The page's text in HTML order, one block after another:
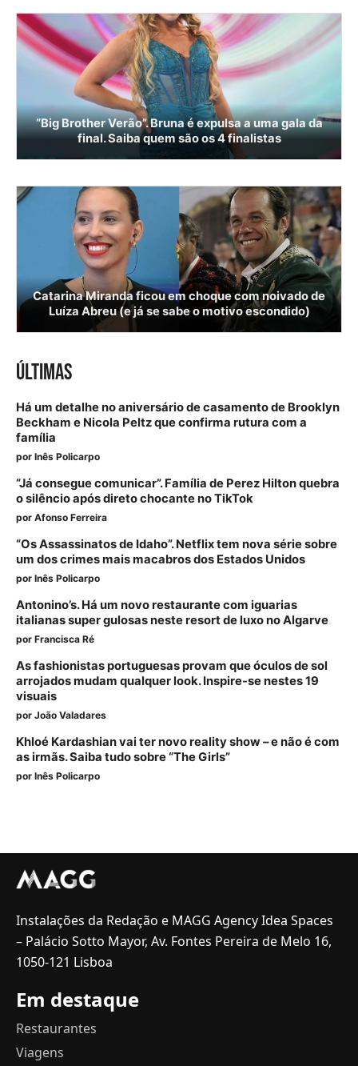
“Big Brother Verão”. Bruna é expulsa a uma gala da
final. Saiba quem são os 4 finalistas
Catarina Miranda ficou em choque com noivado de
Luíza Abreu (e já se sabe o motivo escondido)
ÚLTIMAS
Há um detalhe no aniversário de casamento de Brooklyn
Beckham e Nicola Peltz que confirma rutura com a
família
por Inês Policarpo
“Já consegue comunicar”. Família de Perez Hilton quebra
o silêncio após direto chocante no TikTok
por Afonso Ferreira
“Os Assassinatos de Idaho”. Netflix tem nova série sobre
um dos crimes mais macabros dos Estados Unidos
por Inês Policarpo
Antonino’s. Há um novo restaurante com iguarias
italianas super gulosas neste resort de luxo no Algarve
por Francisca Ré
As fashionistas portuguesas provam que óculos de sol
arrojados mudam qualquer look. Inspire-se nestes 19
visuais
por João Valadares
Khloé Kardashian vai ter novo reality show – e não é com
as irmãs. Saiba tudo sobre “The Girls”
por Inês Policarpo
Instalações da Redação e MAGG Agency Idea Spaces
– Palácio Sotto Mayor, Av. Fontes Pereira de Melo 16,
1050-121 Lisboa
Em destaque
Restaurantes
Viagens